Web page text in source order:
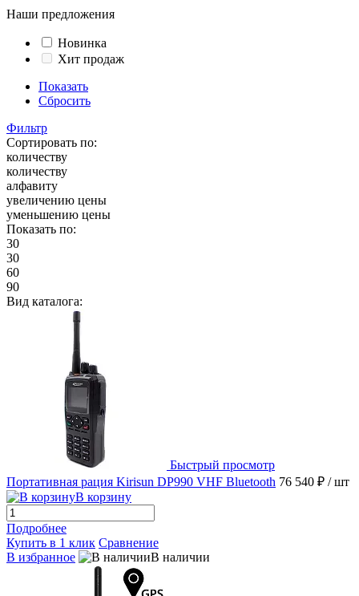
Наши предложения
Новинка
Хит продаж
Показать
Сбросить
Фильтр
Сортировать по:
количеству
количеству
алфавиту
увеличению цены
уменьшению цены
Показать по:
30
30
60
90
Вид каталога:
Быстрый просмотр
Портативная рация Kirisun DP990 VHF Bluetooth 76 540 ₽ / шт
В корзину
Подробнее
Купить в 1 клик Сравнение
В избранное
В наличии